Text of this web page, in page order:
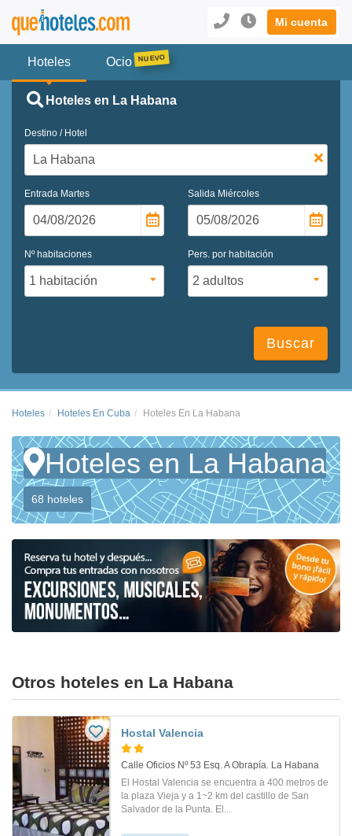
Mi cuenta
Hoteles Ocio
Hoteles en La Habana
Destino / Hotel
Entrada Martes Salida Miércoles
Nº habitaciones Pers. por habitación
Buscar
Hoteles Hoteles En Cuba Hoteles En La Habana
Hoteles en La Habana
68 hoteles
Otros hoteles en La Habana
Hostal Valencia
Calle Oficios Nº 53 Esq. A Obrapía. La Habana
El Hostal Valencia se encuentra a 400 metros de
la plaza Vieja y a 1~2 km del castillo de San
Salvador de la Punta. El...